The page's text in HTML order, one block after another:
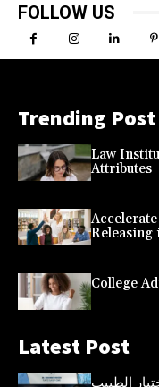
FOLLOW US
Trending Post
Law
Attributes
Releasing
College
Latest Post
الطبيب